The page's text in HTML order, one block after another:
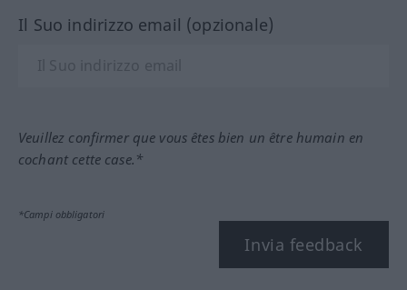
Il Suo indirizzo email (opzionale)
Veuillez confirmer que vous êtes bien un être humain en
cochant cette case.*
*Campi obbligatori
Invia feedback